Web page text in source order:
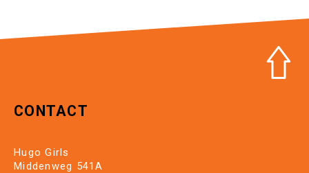
CONTACT
Hugo Girls
Middenweg 541A